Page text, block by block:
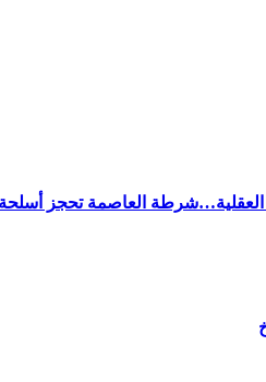
العقلية…شرطة العاصمة تحجز